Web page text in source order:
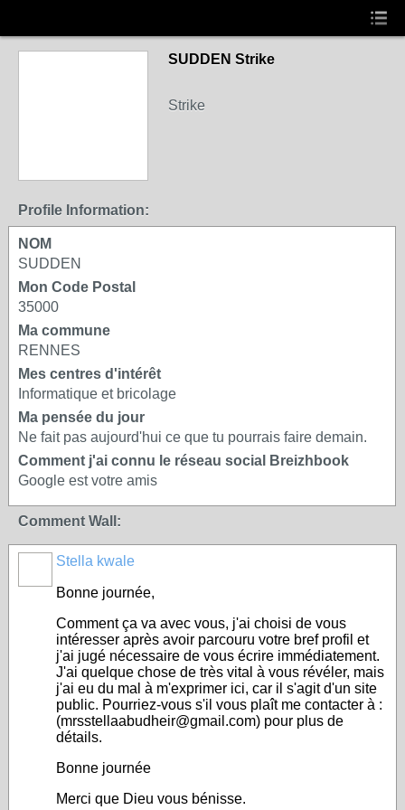
SUDDEN Strike
Strike
Profile Information:
NOM
SUDDEN
Mon Code Postal
35000
Ma commune
RENNES
Mes centres d'intérêt
Informatique et bricolage
Ma pensée du jour
Ne fait pas aujourd'hui ce que tu pourrais faire demain.
Comment j'ai connu le réseau social Breizhbook
Google est votre amis
Comment Wall:
Stella kwale
Bonne journée,
Comment ça va avec vous, j'ai choisi de vous
intéresser après avoir parcouru votre bref profil et
j'ai jugé nécessaire de vous écrire immédiatement.
J'ai quelque chose de très vital à vous révéler, mais
j'ai eu du mal à m'exprimer ici, car il s'agit d'un site
public. Pourriez-vous s'il vous plaît me contacter à :
(mrsstellaabudheir@gmail.com) pour plus de
détails.
Bonne journée
Merci que Dieu vous bénisse.